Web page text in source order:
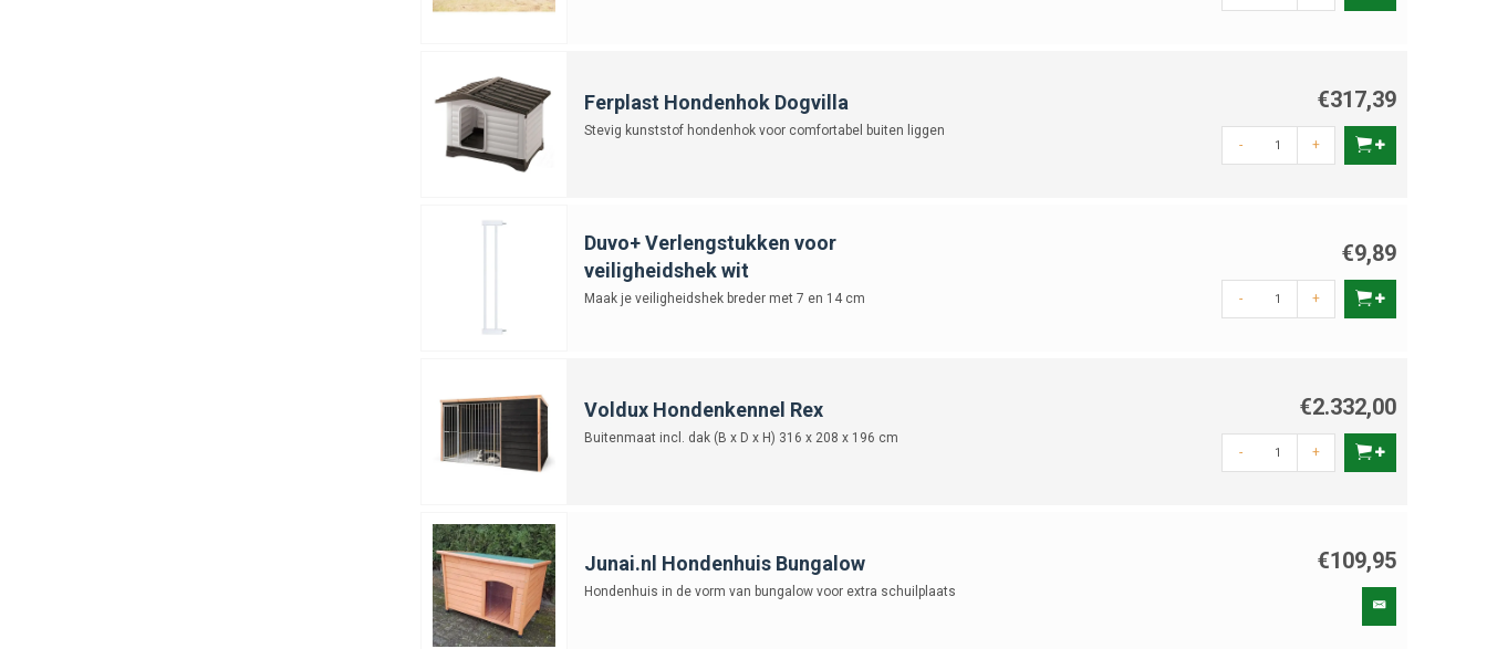
Ferplast Hondenhok Dogvilla
Stevig kunststof hondenhok voor comfortabel buiten liggen
€317,39
- +
Duvo+ Verlengstukken voor
veiligheidshek wit
Maak je veiligheidshek breder met 7 en 14 cm
€9,89
- +
Voldux Hondenkennel Rex
Buitenmaat incl. dak (B x D x H) 316 x 208 x 196 cm
€2.332,00
- +
Junai.nl Hondenhuis Bungalow
Hondenhuis in de vorm van bungalow voor extra schuilplaats
€109,95